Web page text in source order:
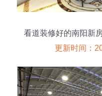
看道装修好的南阳新
过——原
更新时间：